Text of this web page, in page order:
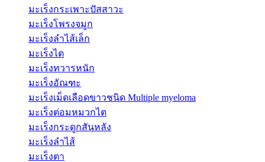
มะเร็งกระเพาะปัสสาวะ
มะเร็งโพรงจมูก
มะเร็งลำไส้เล็ก
มะเร็งไต
มะเร็งทวารหนัก
มะเร็งอัณฑะ
มะเร็งเม็ดเลือดขาวชนิด Multiple myeloma
มะเร็งต่อมหมวกไต
มะเร็งกระดูกสันหลัง
มะเร็งลำไส้
มะเร็งตา